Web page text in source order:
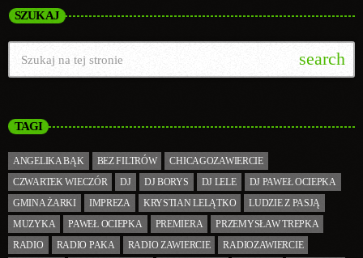
SZUKAJ
search
TAGI
ANGELIKA BĄK BEZ FILTRÓW
CHICAGOZAWIERCIE
CZWARTEK WIECZÓR
DJ DJ BORYS DJ LELE
DJ PAWEŁ OCIEPKA
GMINA ŻARKI
IMPREZA KRYSTIAN LELĄTKO
LUDZIE Z PASJĄ
MUZYKA
PAWEŁ OCIEPKA PREMIERA
PRZEMYSŁAW TREPKA
RADIO
RADIO PAKA RADIO ZAWIERCIE
RADIOZAWIERCIE